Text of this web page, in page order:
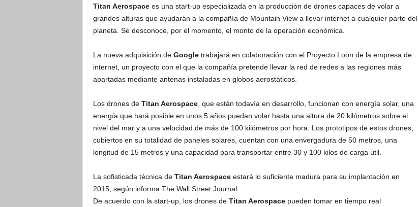
Titan Aerospacees una start-up especializada en la producción de drones capaces de volar a
grandes alturas que ayudarán a la compañía de Mountain View a llevar internet a cualquier parte del
planeta. Se desconoce, por el momento, el monto de la operación económica.
La nueva adquisición de Googletrabajará en colaboración con el Proyecto Loon de la empresa de
internet, un proyecto con el que la compañía pretende llevar la red de redes a las regiones más
apartadas mediante antenas instaladas en globos aerostáticos.
Los drones de Titan Aerospace, que están todavía en desarrollo, funcionan con energía solar, una
energía que hará posible en unos 5 años puedan volar hasta una altura de 20 kilómetros sobre el
nivel del mar y a una velocidad de más de 100 kilómetros por hora. Los prototipos de estos drones,
cubiertos en su totalidad de paneles solares, cuentan con una envergadura de 50 metros, una
longitud de 15 metros y una capacidad para transportar entre 30 y 100 kilos de carga útil.
La sofisticada técnica de Titan Aerospaceestará lo suficiente madura para su implantación en
2015, según informa The Wall Street Journal.
De acuerdo con la start-up, los drones de Titan Aerospacepueden tomar en tiempo real